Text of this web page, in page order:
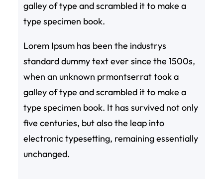
galley of type and scrambled it to make a
type specimen book.
Lorem Ipsum has been the industrys
standard dummy text ever since the 1500s,
when an unknown prmontserrat took a
galley of type and scrambled it to make a
type specimen book. It has survived not only
five centuries, but also the leap into
electronic typesetting, remaining essentially
unchanged.